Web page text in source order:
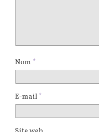
Nom *
E-mail *